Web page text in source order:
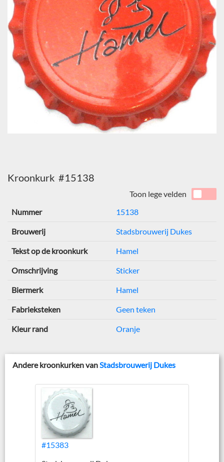
Kroonkurk #15138
Toon lege velden
Nummer
15138
Brouwerij Stadsbrouwerij Dukes
Tekst op de kroonkurk Hamel
Omschrijving Sticker
Biermerk Hamel
Fabrieksteken Geen teken
Kleur rand Oranje
Andere kroonkurken vanStadsbrouwerij Dukes
#15383